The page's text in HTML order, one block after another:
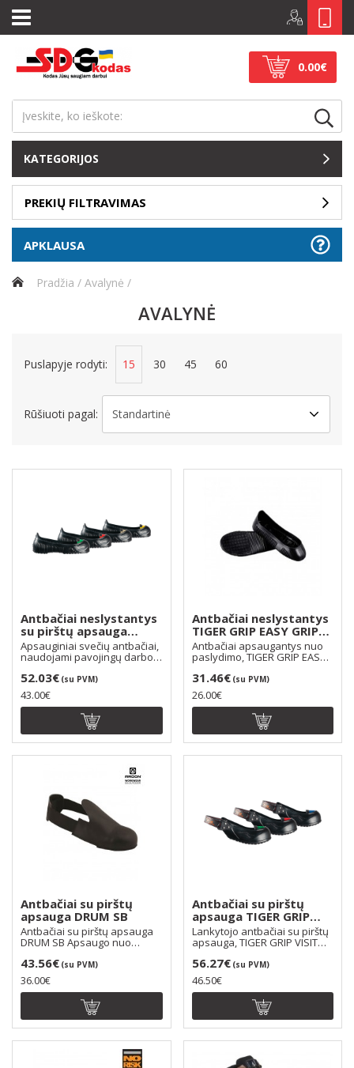
0.00€
KATEGORIJOS
PREKIŲ FILTRAVIMAS
APKLAUSA
Pradžia Avalynė
AVALYNĖ
Puslapyje rodyti: 15 30 45 60
Rūšiuoti pagal:
Antbačiai neslystantys
su pirštų apsauga
TIGER GRIP TOTAL
PROTECT SB FO SRC
Apsauginiai svečių antbačiai,
naudojami pavojingų darbo
vietų lankytoj..
52.03€ (su PVM)
43.00€
Antbačiai neslystantys
TIGER GRIP EASY GRIP
FO SRC
Antbačiai apsaugantys nuo
paslydimo, TIGER GRIP EASY-
GRIP FO SRC Apsau..
31.46€ (su PVM)
26.00€
Antbačiai su pirštų
apsauga DRUM SB
Antbačiai su pirštų apsauga
DRUM SB Apsaugo nuo
galimų nelaimingų atsi..
43.56€ (su PVM)
36.00€
Antbačiai su pirštų
apsauga TIGER GRIP
VISITOR SB FO
Lankytojo antbačiai su pirštų
apsauga, TIGER GRIP VISITOR
SB FO Lankyt..
56.27€ (su PVM)
46.50€